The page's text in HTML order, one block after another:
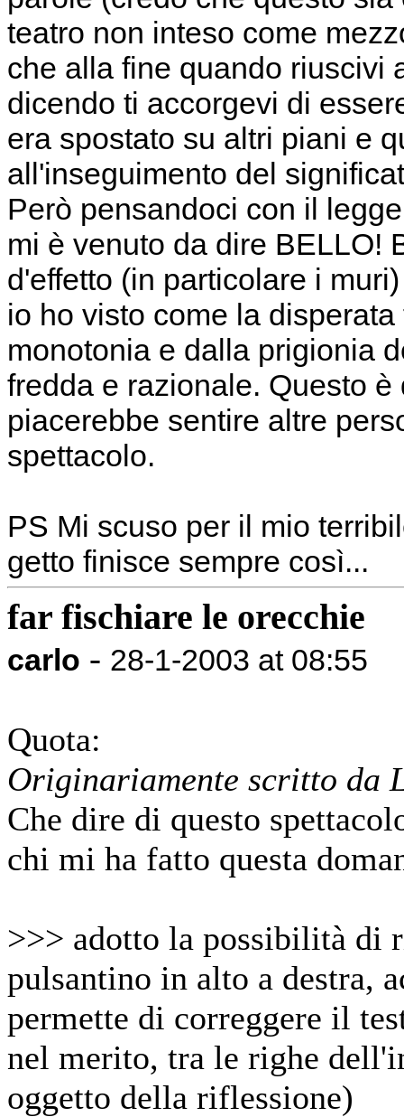
teatro non inteso come
che alla fine quando riuscivi
dicendo ti accorgevi di
era spostato su altri piani e
all'inseguimento del
Però pensandoci con il
mi è venuto da dire BELLO!
d'effetto (in particolare i
io ho visto come la
monotonia e dalla prigionia
fredda e razionale. Questo
piacerebbe sentire altre
spettacolo.
PS Mi scuso per il mio
getto finisce sempre così...
far fischiare le orecchie
carlo - 28-1-2003 at 08:55
Quota:
Originariamente scritto da
Che dire di questo
chi mi ha fatto questa
>>> adotto la possibilità di
pulsantino in alto a destra,
permette di correggere il
nel merito, tra le righe
oggetto della riflessione)